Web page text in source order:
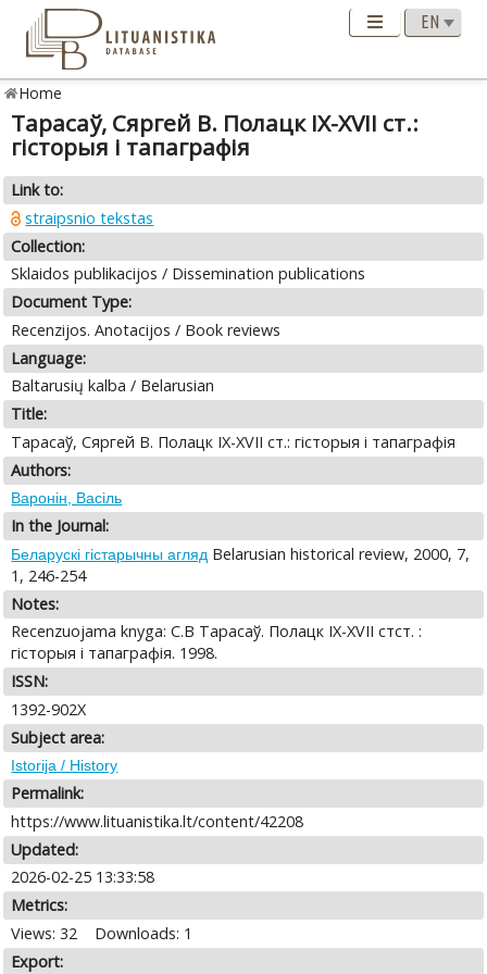
Home
Тарасаў, Сяргей В. Полацк IX-XVII ст.:
гісторыя і тапаграфія
Link to:
straipsnio tekstas
Collection:
Sklaidos publikacijos / Dissemination publications
Document Type:
Recenzijos. Anotacijos / Book reviews
Language:
Baltarusių kalba / Belarusian
Title:
Тарасаў, Сяргей В. Полацк IX-XVII ст.: гісторыя і тапаграфія
Authors:
Варонiн, Васiль
In the Journal:
Беларускі гістарычны агляд Belarusian historical review, 2000, 7,
1, 246-254
Notes:
Recenzuojama knyga: С.В Тарасаў. Полацк IX-XVII стст. :
гiсторыя i тапаграфiя. 1998.
ISSN:
1392-902X
Subject area:
Istorija / History
Permalink:
https://www.lituanistika.lt/content/42208
Updated:
2026-02-25 13:33:58
Metrics:
Views: 32
Downloads: 1
Export: